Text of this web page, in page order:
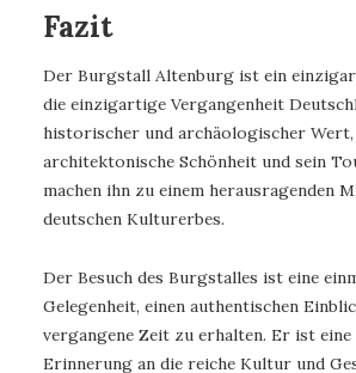
Fazit
Der Burgstall Altenburg ist ein
die einzigartige Vergangenheit
historischer und archäologischer Wert,
architektonische Schönheit und sein
machen ihn zu einem herausragenden
deutschen Kulturerbes.
Der Besuch des Burgstalles ist eine
Gelegenheit, einen authentischen
vergangene Zeit zu erhalten. Er ist
Erinnerung an die reiche Kultur und